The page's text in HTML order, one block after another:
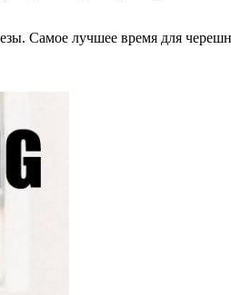
Самое лучшее время для